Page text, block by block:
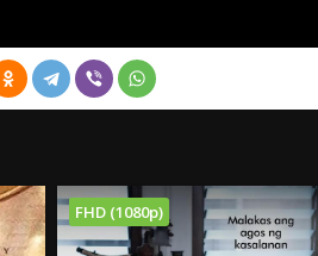
FHD (1080p)